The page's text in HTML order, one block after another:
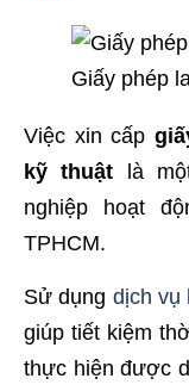
Giấy phép
Việc xin cấp
kỹ thuật là
nghiệp hoạt
TPHCM.
Sử dụng dịch vụ
giúp tiết kiệm
thực hiện được